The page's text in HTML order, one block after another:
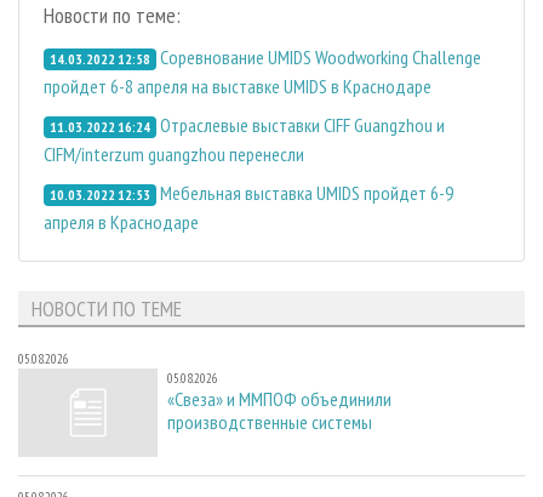
Новости по теме:
14.03.2022 12:58 Соревнование UMIDS Woodworking Challenge
пройдет 6-8 апреля на выставке UMIDS в Краснодаре
11.03.2022 16:24 Отраслевые выставки CIFF Guangzhou и
CIFM/interzum guangzhou перенесли
10.03.2022 12:53 Мебельная выставка UMIDS пройдет 6-9
апреля в Краснодаре
НОВОСТИ ПО ТЕМЕ
05.08.2026
05.08.2026
«Свеза» и ММПОФ объединили
производственные системы